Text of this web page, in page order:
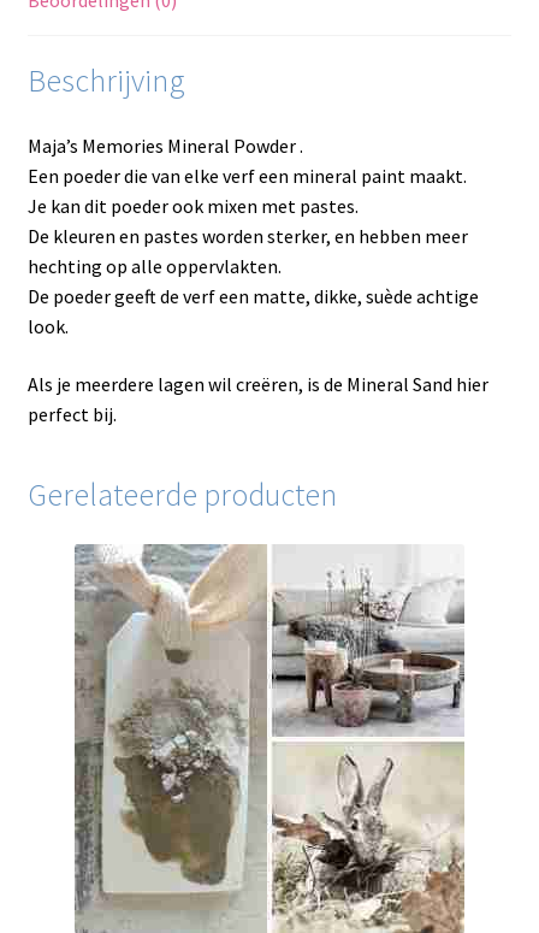
Beschrijving
Maja’s Memories Mineral Powder .
Een poeder die van elke verf een mineral paint maakt.
Je kan dit poeder ook mixen met pastes.
De kleuren en pastes worden sterker, en hebben meer
hechting op alle oppervlakten.
De poeder geeft de verf een matte, dikke, suède achtige
look.
Als je meerdere lagen wil creëren, is de Mineral Sand hier
perfect bij.
Gerelateerde producten